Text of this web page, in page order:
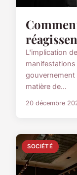
L'implication
gouvernement
matière de...
20 décembre
SOCIÉTÉ